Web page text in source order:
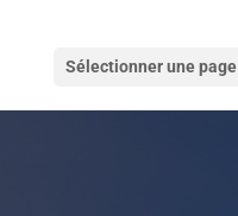
Sélectionner une page